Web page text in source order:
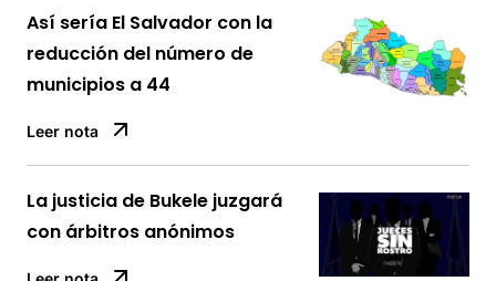
Así sería El Salvador con la
reducción del número de
municipios a 44
Leer nota
La justicia de Bukele juzgará
con árbitros anónimos